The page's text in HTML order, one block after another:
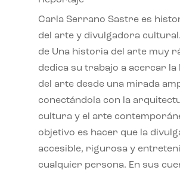
Carla Serrano Sastre es
del arte y divulgadora
de Una historia del arte muy
dedica su trabajo a acercar
del arte desde una mirada
conectándola con la
cultura y el arte
objetivo es hacer que la
accesible, rigurosa y
cualquier persona. En sus